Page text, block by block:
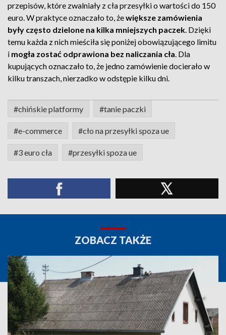
przepisów, które zwalniały z cła przesyłki o wartości do 150
euro. W praktyce oznaczało to, żewiększe zamówienia
były często dzielone na kilka mniejszych paczek. Dzięki
temu każda z nich mieściła się poniżej obowiązującego limitu
i mogła zostać odprawiona bez naliczania cła. Dla
kupujących oznaczało to, że jedno zamówienie docierało w
kilku transzach, nierzadko w odstępie kilku dni.
#chińskie platformy #tanie paczki
#e-commerce #cło na przesyłki spoza ue
#3 euro cła #przesyłki spoza ue
ZOBACZ TAKŻE